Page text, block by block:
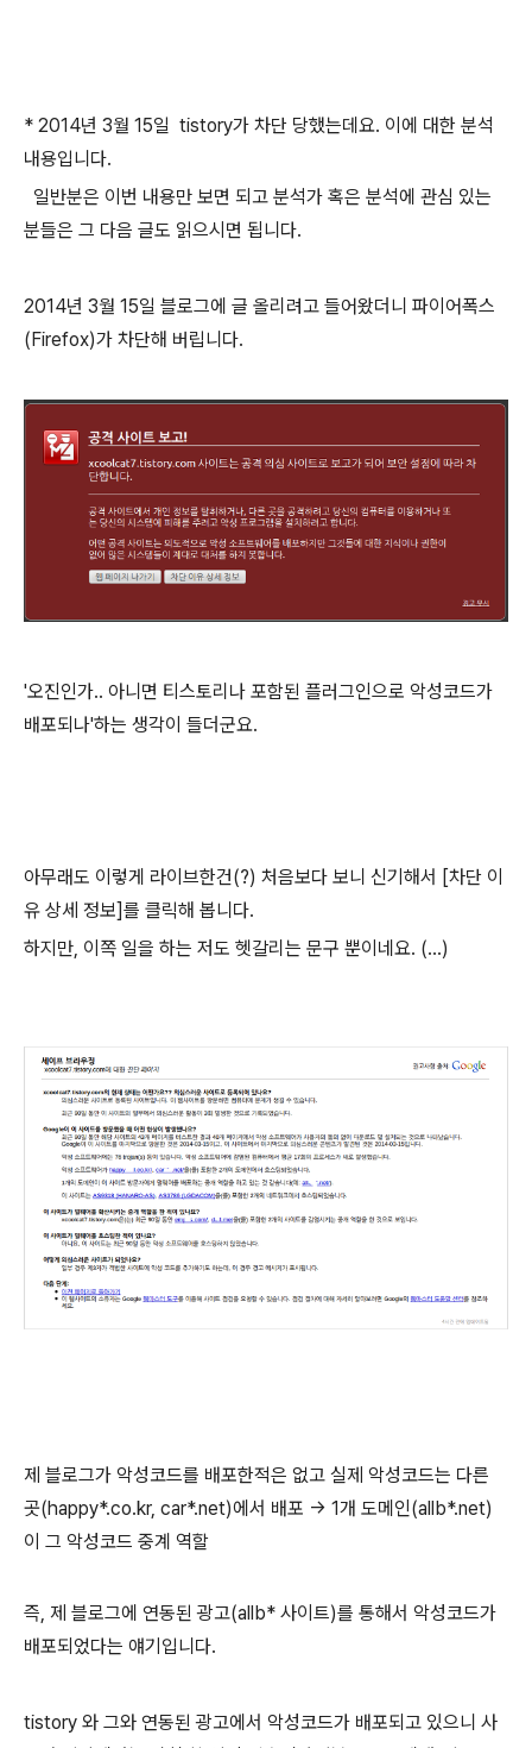
* 2014년 3월 15일 tistory가 차단 당했는데요. 이에 대한 분석
내용입니다.
일반분은 이번 내용만 보면 되고 분석가 혹은 분석에 관심 있는
분들은 그 다음 글도 읽으시면 됩니다.
2014년 3월 15일 블로그에 글 올리려고 들어왔더니 파이어폭스
(Firefox)가 차단해 버립니다.
'오진인가.. 아니면 티스토리나 포함된 플러그인으로 악성코드가
배포되나'하는 생각이 들더군요.
아무래도 이렇게 라이브한건(?) 처음보다 보니 신기해서 [차단 이
유 상세 정보]를 클릭해 봅니다.
하지만, 이쪽 일을 하는 저도 헷갈리는 문구 뿐이네요. (...)
제 블로그가 악성코드를 배포한적은 없고 실제 악성코드는 다른
곳(happy*.co.kr, car*.net)에서 배포 -> 1개 도메인(allb*.net)
이 그 악성코드 중계 역할
즉, 제 블로그에 연동된 광고(allb* 사이트)를 통해서 악성코드가
배포되었다는 얘기입니다.
tistory 와 그와 연동된 광고에서 악성코드가 배포되고 있으니 사